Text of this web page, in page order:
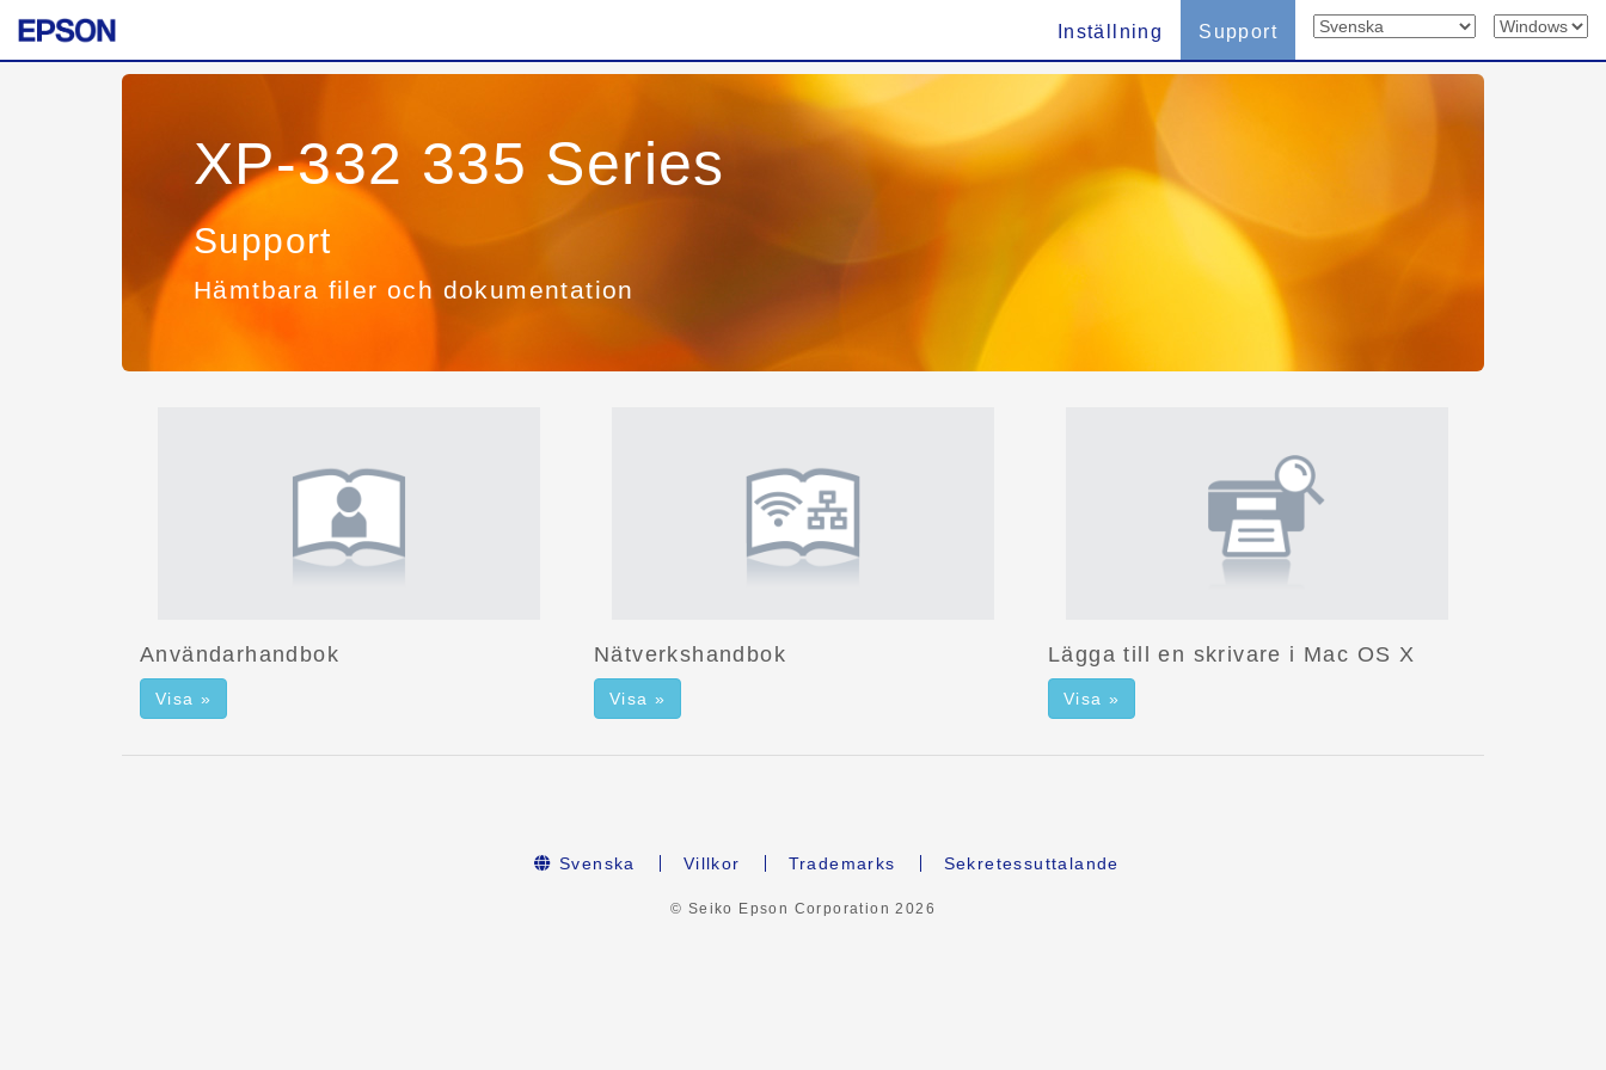
Inställning Support
XP-332 335 Series
Support
Hämtbara filer och dokumentation
Användarhandbok
Visa »
Nätverkshandbok
Visa »
Lägga till en skrivare i Mac OS X
Visa »
Svenska Villkor Trademarks Sekretessuttalande
© Seiko Epson Corporation 2026